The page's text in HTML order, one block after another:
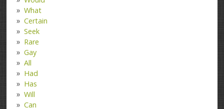
What
Certain
Seek
Rare
Gay
All
Had
Has
Will
Can